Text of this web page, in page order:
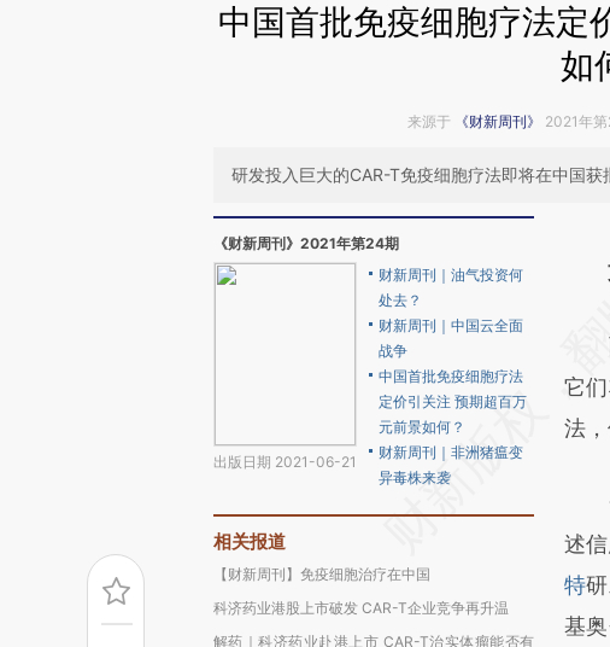
中国首批免疫细胞疗法定
如
来源于 《财新周刊》 2021年
研发投入巨大的CAR-T免疫细胞疗法即将在中国
《财新周刊》2021年第24期
出版日期 2021-06-21
财新周刊｜油气投资何
处去？
财新周刊｜中国云全面
战争
中国首批免疫细胞疗法
定价引关注 预期超百万
元前景如何？
财新周刊｜非洲猪瘟变
异毒株来袭
相关报道
【财新周刊】免疫细胞治疗在中国
科济药业港股上市破发 CAR-T企业竞争再升温
解药｜科济药业赴港上市 CAR-T治实体瘤能否有
成
新
两
它
法
一
述
特
基